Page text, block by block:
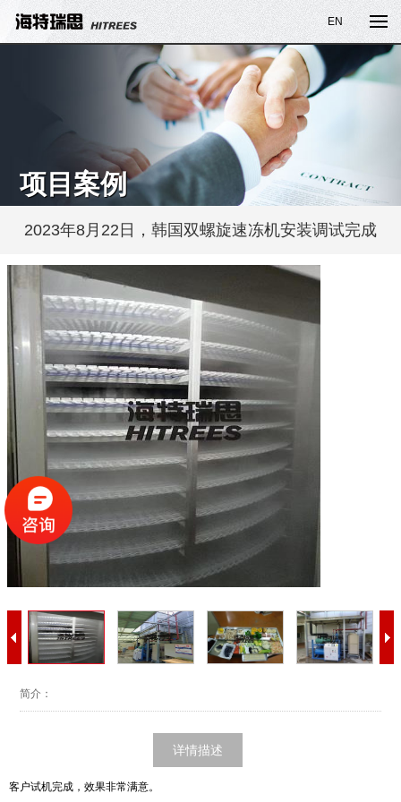
EN
项目案例
2023年8月22日，韩国双螺旋速冻机安装调试完成
简介：
详情描述
客户试机完成，效果非常满意。